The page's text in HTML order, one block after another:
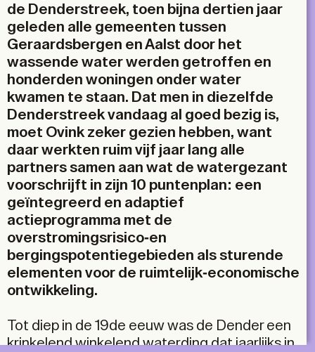
de Denderstreek, toen bijna dertien jaar
geleden alle gemeenten tussen
Geraardsbergen en Aalst door het
wassende water werden getroffen en
honderden woningen onder water
kwamen te staan. Dat men in diezelfde
Denderstreek vandaag al goed bezig is,
moet Ovink zeker gezien hebben, want
daar werkten ruim vijf jaar lang alle
partners samen aan wat de watergezant
voorschrijft in zijn 10 puntenplan: een
geïntegreerd en adaptief
actieprogramma met de
overstromingsrisico-en
bergingspotentiegebieden als sturende
elementen voor de ruimtelijk-economische
ontwikkeling.
Tot diep in de 19de eeuw was de Dender een
krinkelend winkelend waterding dat jaarlijks in